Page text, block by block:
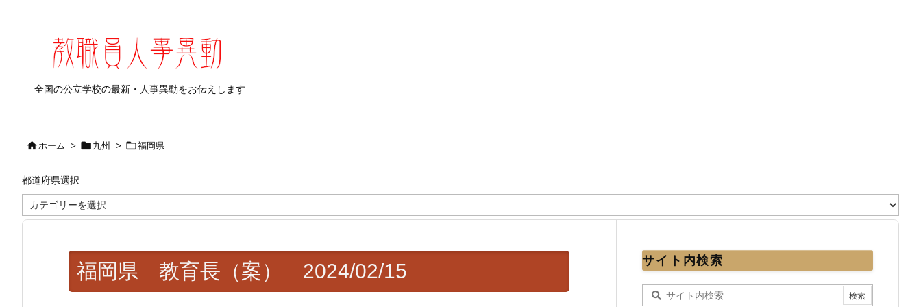
全国の公立学校の最新・人事異動をお伝えします
ホーム >  九州 > 福岡県
都道府県選択
道
府
福岡県 教育長（案） 2024/02/15 サイト内検索